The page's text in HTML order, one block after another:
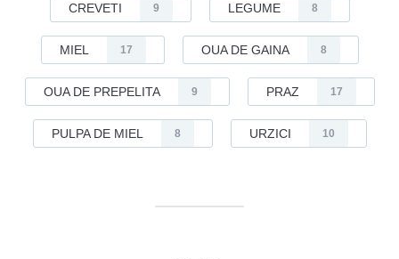
CREVETI 9 LEGUME 8
MIEL 17 OUA DE GAINA 8
OUA DE PREPELITA 9 PRAZ 17
PULPA DE MIEL 8 URZICI 10